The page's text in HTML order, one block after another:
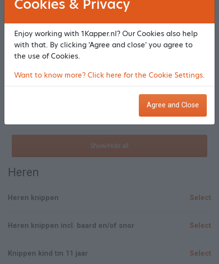
Dames knippen kort haar
Dames knippen lang haar Select
Wassen, Knippen & Drogen
Wassen & Stevig Föhnen Select
Select
Show/Hide all
Heren
Heren knippen Select
Heren knippen incl. baard en/of snor Select
Knippen kind tm 11 jaar Select
Cookies & Privacy
Enjoy working with 1Kapper.nl? Our Cookies also help
with that. By clicking 'Agree and close' you agree to
the use of Cookies.
Want to know more? Click here for the Cookie Settings.
Agree and Close